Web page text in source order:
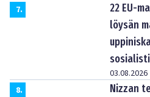
7.
22 EU-
löysän
03.08.2026
8.
Nizzan